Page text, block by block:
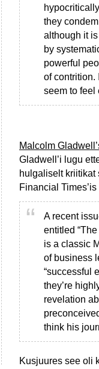
they
although it
by
powerful
of contrition.
seem to feel
Malcolm
Gladwell’i lugu
hulgaliselt kriitikat
Financial
A recent
entitled
is a classic
of business
“successful
they’re
revelation
think his
Kusjuures see oli